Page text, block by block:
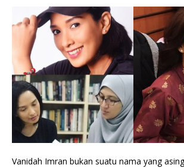
Vanidah Imran bukan suatu nama yang